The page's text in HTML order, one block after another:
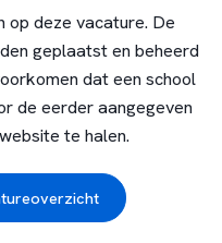
op deze vacature. De
geplaatst en beheerd
dat een school
de eerder aangegeven
te halen.